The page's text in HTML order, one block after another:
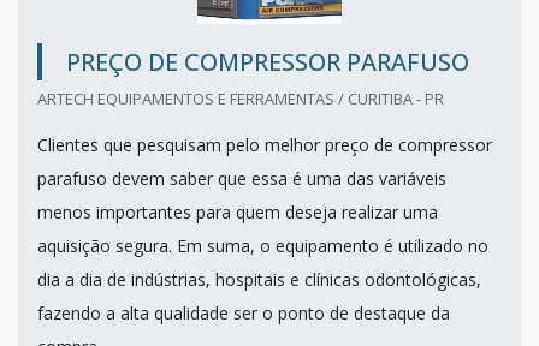
PREÇO DE COMPRESSOR PARAFUSO
ARTECH EQUIPAMENTOS E FERRAMENTAS / CURITIBA - PR
Clientes que pesquisam pelo melhor preço de compressor
parafuso devem saber que essa é uma das variáveis
menos importantes para quem deseja realizar uma
aquisição segura. Em suma, o equipamento é utilizado no
dia a dia de indústrias, hospitais e clínicas odontológicas,
fazendo a alta qualidade ser o ponto de destaque da